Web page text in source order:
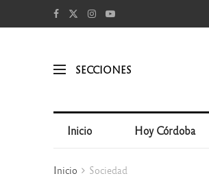
SECCIONES
Inicio Hoy Córdoba
Inicio Sociedad